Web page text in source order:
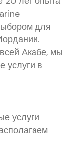
для
Акабе, мы
услуги в
услуги